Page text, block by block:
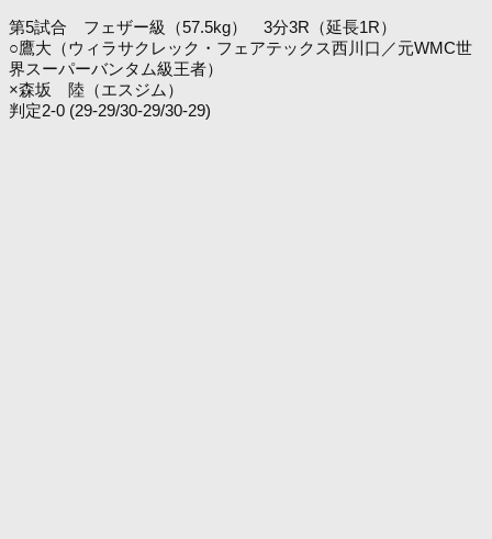
第5試合 フェザー級（57.5kg） 3分3R（延長1R）
○鷹大（ウィラサクレック・フェアテックス西川口／元WMC世
界スーパーバンタム級王者）
×森坂 陸（エスジム）
判定2-0 (29-29/30-29/30-29)